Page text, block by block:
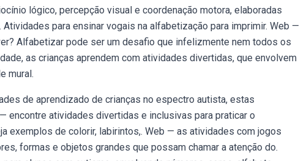
lógico, percepção visual e coordenação motora, elaboradas
para ensinar vogais na alfabetização para imprimir. Web —
Alfabetizar pode ser um desafio que infelizmente nem todos os
as crianças aprendem com atividades divertidas, que envolvem
mural.
de aprendizado de crianças no espectro autista, estas
encontre atividades divertidas e inclusivas para praticar o
exemplos de colorir, labirintos,. Web — as atividades com jogos
formas e objetos grandes que possam chamar a atenção do.